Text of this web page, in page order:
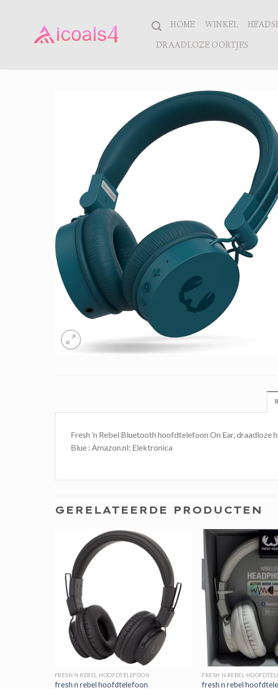
HOME WINKEL
DRAADLOZE OORTJES
Fresh ’n Rebel Bluetooth hoofdtelefoon On Ear,
Blue : Amazon.nl: Elektronica
GERELATEERDE PRODUCTEN
FRESH N REBEL HOOFDTELEFOON
fresh n rebel hoofdtelefoon
FRESH N REBEL
fresh n rebel